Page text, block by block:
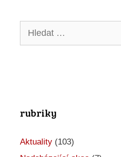
rubriky
Aktuality (103)